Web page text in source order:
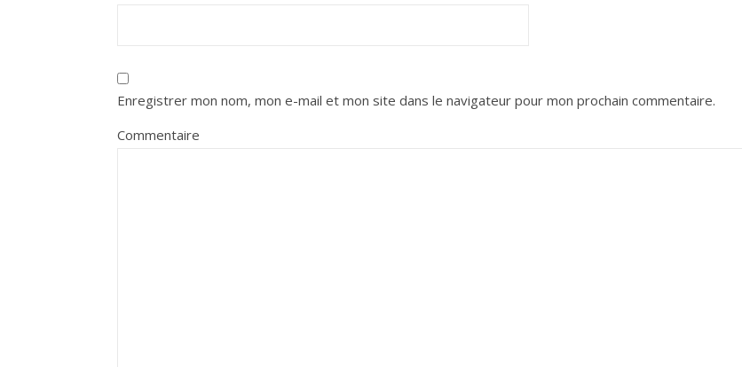
Enregistrer mon nom, mon e-mail et mon site dans le navigateur pour mon prochain commentaire.
Commentaire